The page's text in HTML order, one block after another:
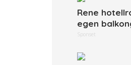
Rene
egen
Sponset